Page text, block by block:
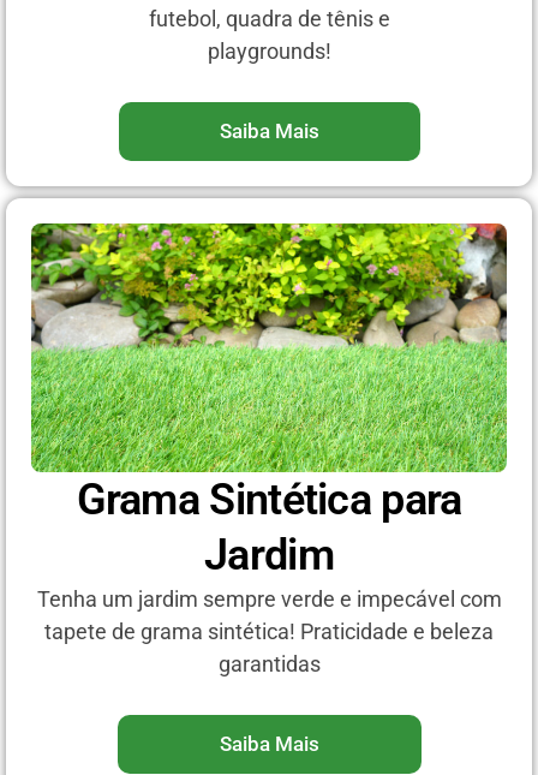
futebol, quadra de tênis e
playgrounds!
Saiba Mais
Grama Sintética para
Jardim
Tenha um jardim sempre verde e impecável com
tapete de grama sintética! Praticidade e beleza
garantidas
Saiba Mais